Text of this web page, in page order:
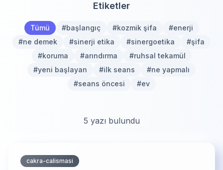
Etiketler
Tümü #başlangıç #kozmik şifa #enerji
#ne demek #sinerji etika #sinergoetika #şifa
#koruma #arındırma #ruhsal tekamül
#yeni başlayan #ilk seans #ne yapmalı
#seans öncesi #ev
5 yazı bulundu
cakra-calismasi